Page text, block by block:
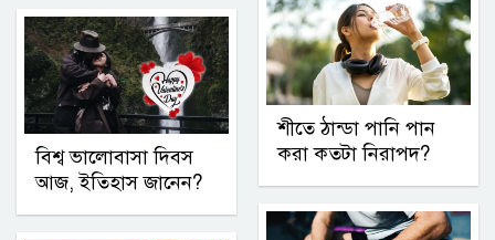
বিশ্ব ভালোবাসা দিবস
আজ, ইতিহাস জানেন?
শীতে ঠান্ডা পানি পান
করা কতটা নিরাপদ?